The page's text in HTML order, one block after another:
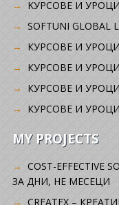
KУРСОВЕ И
SOFTUNI GLOBAL
КУРСОВЕ И
КУРСОВЕ И
КУРСОВЕ И УРОЦИ
КУРСОВЕ И
MY PROJECTS
COST-
ЗА ДНИ, НЕ МЕСЕЦИ
CREATEX –